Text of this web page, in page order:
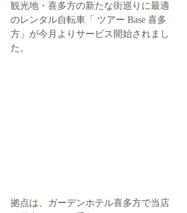
観光地・喜多方の新たな街巡りに最適
のレンタル自転車「 ツアー Base 喜多
方」が今月よりサービス開始されまし
た。
拠点は、ガーデンホテル喜多方で当店